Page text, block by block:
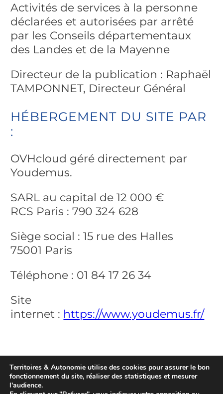
Activités de services à la personne
déclarées et autorisées par arrêté
par les Conseils départementaux
des Landes et de la Mayenne
Directeur de la publication : Raphaël
TAMPONNET, Directeur Général
HÉBERGEMENT DU SITE PAR
:
OVHcloud géré directement par
Youdemus.
SARL au capital de 12 000 €
RCS Paris : 790 324 628
Siège social : 15 rue des Halles
75001 Paris
Téléphone : 01 84 17 26 34
Site
internet : https://www.youdemus.fr/
Mentions légales
Protection des données personnelles
Territoires & Autonomie utilise des cookies pour assurer le bon
fonctionnement du site, réaliser des statistiques et mesurer
l'audience.